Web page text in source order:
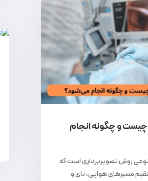
و چگونه انجام
روش تصویربرداری است که
مسیرهای هوایی، نای و